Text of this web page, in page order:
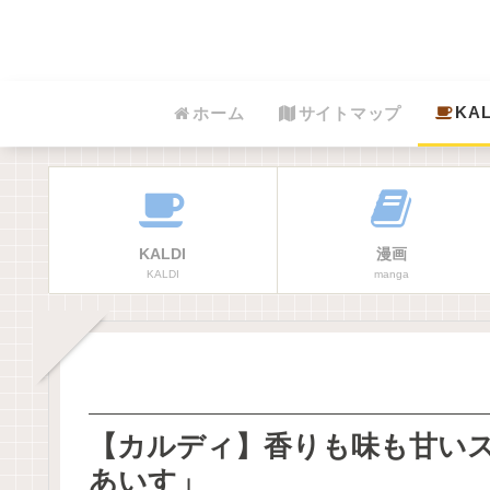
ホーム サイトマップ
KALDI
KALDI
漫画
manga
【カルディ】香りも味も甘
あいす」